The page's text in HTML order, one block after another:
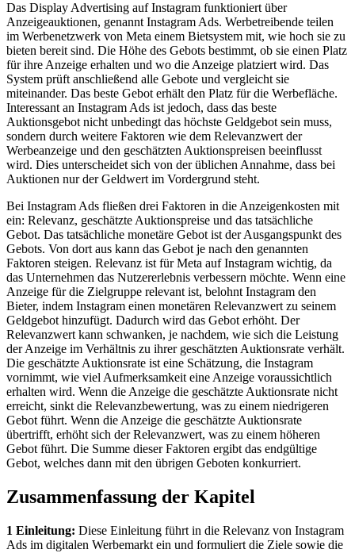
Das Display Advertising auf Instagram funktioniert über
Anzeigeauktionen, genannt Instagram Ads. Werbetreibende teilen
im Werbenetzwerk von Meta einem Bietsystem mit, wie hoch sie zu
bieten bereit sind. Die Höhe des Gebots bestimmt, ob sie einen Platz
für ihre Anzeige erhalten und wo die Anzeige platziert wird. Das
System prüft anschließend alle Gebote und vergleicht sie
miteinander. Das beste Gebot erhält den Platz für die Werbefläche.
Interessant an Instagram Ads ist jedoch, dass das beste
Auktionsgebot nicht unbedingt das höchste Geldgebot sein muss,
sondern durch weitere Faktoren wie dem Relevanzwert der
Werbeanzeige und den geschätzten Auktionspreisen beeinflusst
wird. Dies unterscheidet sich von der üblichen Annahme, dass bei
Auktionen nur der Geldwert im Vordergrund steht.
Bei Instagram Ads fließen drei Faktoren in die Anzeigenkosten mit
ein: Relevanz, geschätzte Auktionspreise und das tatsächliche
Gebot. Das tatsächliche monetäre Gebot ist der Ausgangspunkt des
Gebots. Von dort aus kann das Gebot je nach den genannten
Faktoren steigen. Relevanz ist für Meta auf Instagram wichtig, da
das Unternehmen das Nutzererlebnis verbessern möchte. Wenn eine
Anzeige für die Zielgruppe relevant ist, belohnt Instagram den
Bieter, indem Instagram einen monetären Relevanzwert zu seinem
Geldgebot hinzufügt. Dadurch wird das Gebot erhöht. Der
Relevanzwert kann schwanken, je nachdem, wie sich die Leistung
der Anzeige im Verhältnis zu ihrer geschätzten Auktionsrate verhält.
Die geschätzte Auktionsrate ist eine Schätzung, die Instagram
vornimmt, wie viel Aufmerksamkeit eine Anzeige voraussichtlich
erhalten wird. Wenn die Anzeige die geschätzte Auktionsrate nicht
erreicht, sinkt die Relevanzbewertung, was zu einem niedrigeren
Gebot führt. Wenn die Anzeige die geschätzte Auktionsrate
übertrifft, erhöht sich der Relevanzwert, was zu einem höheren
Gebot führt. Die Summe dieser Faktoren ergibt das endgültige
Gebot, welches dann mit den übrigen Geboten konkurriert.
Zusammenfassung der Kapitel
1 Einleitung: Diese Einleitung führt in die Relevanz von Instagram
Ads im digitalen Werbemarkt ein und formuliert die Ziele sowie die